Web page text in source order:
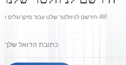
הירשם לניוזלטר שלנו עבור מיקרוגלים ו-RF.